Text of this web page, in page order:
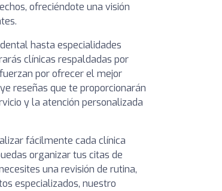
ofreciéndote una visión
hasta especialidades
clínicas respaldadas por
por ofrecer el mejor
reseñas que te proporcionarán
y la atención personalizada
fácilmente cada clínica
organizar tus citas de
una revisión de rutina,
especializados, nuestro